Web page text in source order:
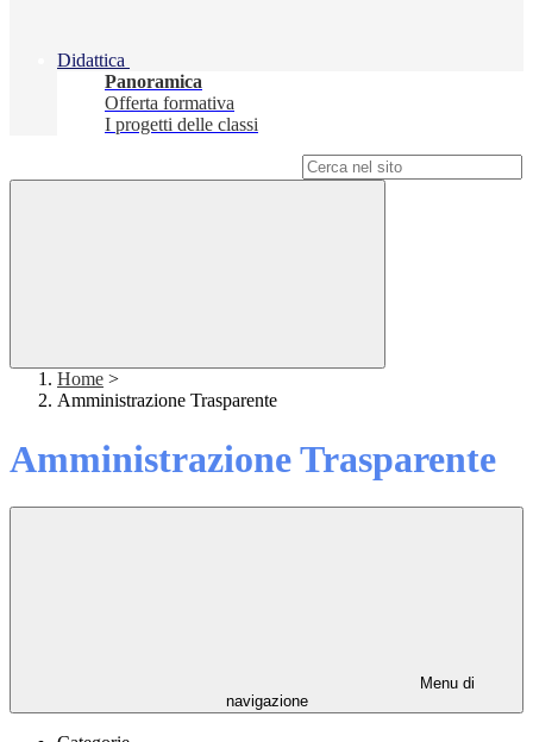
Didattica
Panoramica
Offerta formativa
I progetti delle classi
Home >
Amministrazione Trasparente
Amministrazione Trasparente
Menu di
navigazione